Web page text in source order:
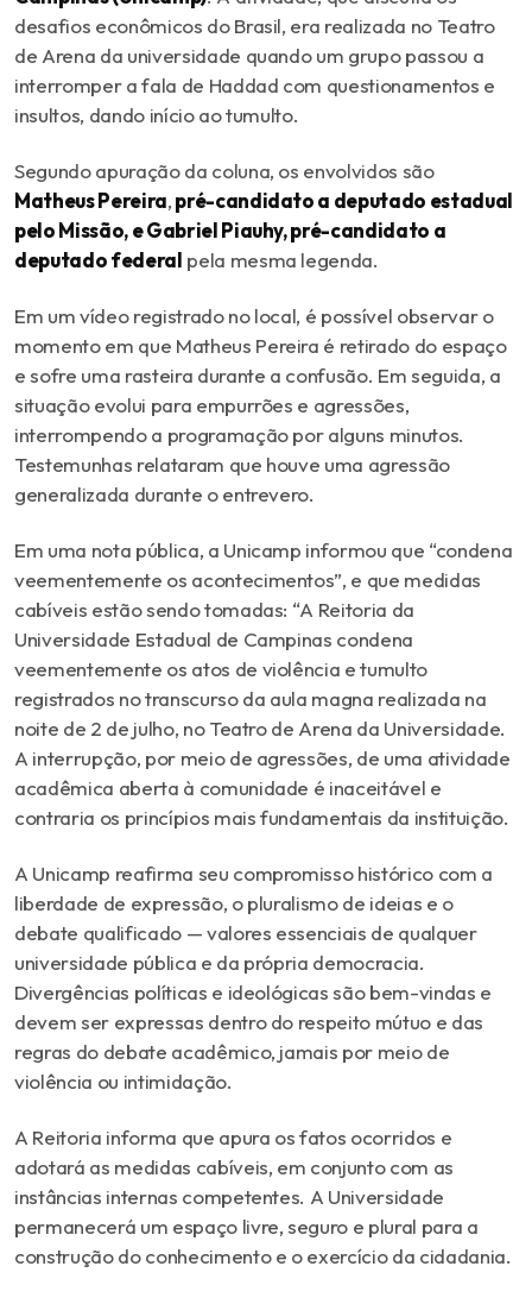
desafios econômicos do Brasil, era realizada no Teatro
de Arena da universidade quando um grupo passou a
interromper a fala de Haddad com questionamentos e
insultos, dando início ao tumulto.
Segundo apuração da coluna, os envolvidos são
Matheus Pereira,pré-candidato a deputado estadual
pelo Missão, e Gabriel Piauhy, pré-candidato a
deputado federal pela mesma legenda.
Em um vídeo registrado no local, é possível observar o
momento em que Matheus Pereira é retirado do espaço
e sofre uma rasteira durante a confusão. Em seguida, a
situação evolui para empurrões e agressões,
interrompendo a programação por alguns minutos.
Testemunhas relataram que houve uma agressão
generalizada durante o entrevero.
Em uma nota pública, a Unicamp informou que “condena
veementemente os acontecimentos”, e que medidas
cabíveis estão sendo tomadas: “A Reitoria da
Universidade Estadual de Campinas condena
veementemente os atos de violência e tumulto
registrados no transcurso da aula magna realizada na
noite de 2 de julho, no Teatro de Arena da Universidade.
A interrupção, por meio de agressões, de uma atividade
acadêmica aberta à comunidade é inaceitável e
contraria os princípios mais fundamentais da instituição.
A Unicamp reafirma seu compromisso histórico com a
liberdade de expressão, o pluralismo de ideias e o
debate qualificado — valores essenciais de qualquer
universidade pública e da própria democracia.
Divergências políticas e ideológicas são bem-vindas e
devem ser expressas dentro do respeito mútuo e das
regras do debate acadêmico, jamais por meio de
violência ou intimidação.
A Reitoria informa que apura os fatos ocorridos e
adotará as medidas cabíveis, em conjunto com as
instâncias internas competentes. A Universidade
permanecerá um espaço livre, seguro e plural para a
construção do conhecimento e o exercício da cidadania.